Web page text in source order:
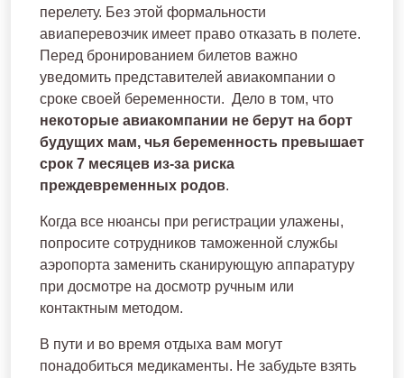
перелету. Без этой формальности
авиаперевозчик имеет право отказать в полете.
Перед бронированием билетов важно
уведомить представителей авиакомпании о
сроке своей беременности. Дело в том, что
некоторые авиакомпании не берут на борт
будущих мам, чья беременность превышает
срок 7 месяцев из-за риска
преждевременных родов.
Когда все нюансы при регистрации улажены,
попросите сотрудников таможенной службы
аэропорта заменить сканирующую аппаратуру
при досмотре на досмотр ручным или
контактным методом.
В пути и во время отдыха вам могут
понадобиться медикаменты. Не забудьте взять